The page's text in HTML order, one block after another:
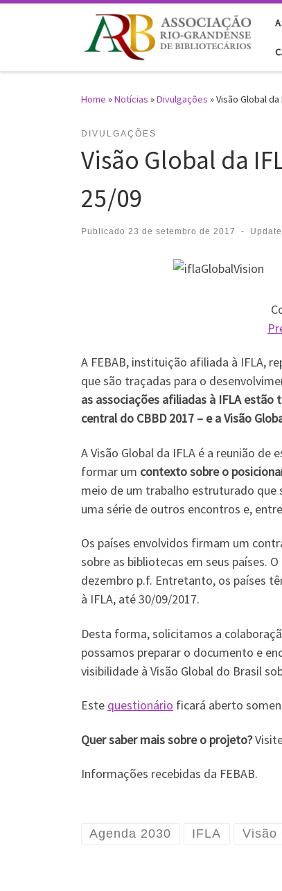
Home »Notícias »Divulgações »Visão Global
DIVULGAÇÕES
Visão Global da
25/09
Publicado 23 de setembro de 2017 -
A FEBAB, instituição afiliada à IFLA,
que são traçadas para o
as associações afiliadas à IFLA estão
central do CBBD 2017 – e a Visão
A Visão Global da IFLA é a reunião
formar um contexto sobre o
meio de um trabalho estruturado que
uma série de outros encontros e,
Os países envolvidos firmam um
sobre as bibliotecas em seus países.
dezembro p.f. Entretanto, os países
à IFLA, até 30/09/2017.
Desta forma, solicitamos a
possamos preparar o documento e
visibilidade à Visão Global do Brasil
Este questionário ficará aberto
Quer saber mais sobre o projeto?
Informações recebidas da FEBAB.
Agenda 2030 IFLA Visão